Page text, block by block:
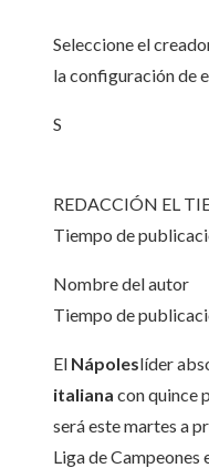
Seleccione el
la configuración de
S
REDACCIÓN EL
Tiempo de
Nombre del autor
Tiempo de
El Nápoleslíder
italiana con quince
será este martes a
Liga de Campeones